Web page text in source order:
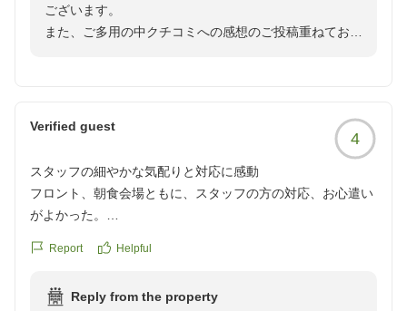
reviewId=33123478393570
ございます。
また、ご多用の中クチコミへの感想のご投稿重ねてお礼
お客様より頂くスタッフへの温かいお言葉は、日々お客
様をお迎えするスタッフにとりまして何よりの励みでご
また、隣接するコンビニエンスストアやシェアサイクル
今後も、立地の利便性に甘んじることなく、お客様に安
の向上に努めてまいります。
Verified guest
4
スタッフの細やかな気配りと対応に感動
フロント、朝食会場ともに、スタッフの方の対応、お心遣い
がよかった。
ほしいとお願いしたところ、快く対応していただいた。朝食
の事情により入れなくて良いですとお伝えしたが、気遣いが
Report Helpful
Reply from the property